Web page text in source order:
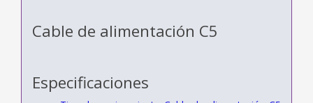
Cable de alimentación C5
Especificaciones